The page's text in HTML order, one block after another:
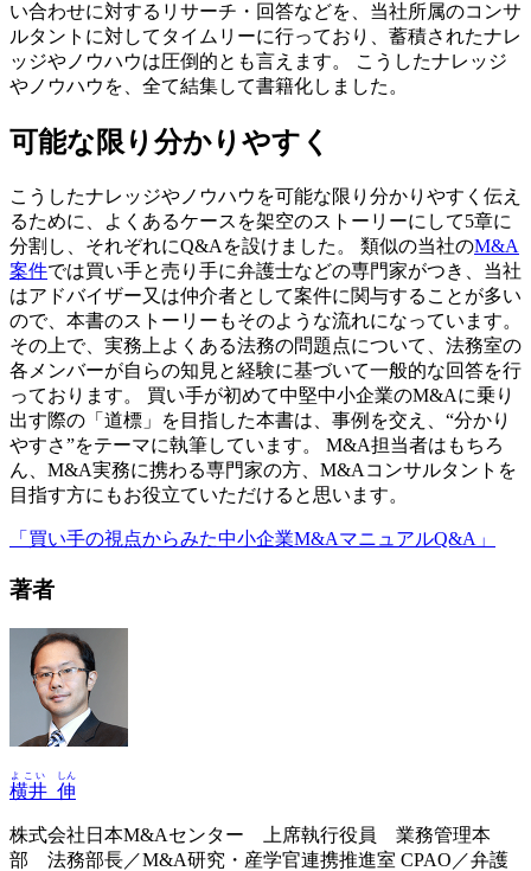
い合わせに対するリサーチ・回答などを、当社所属のコンサ
ルタントに対してタイムリーに行っており、蓄積されたナレ
ッジやノウハウは圧倒的とも言えます。 こうしたナレッジ
やノウハウを、全て結集して書籍化しました。
可能な限り分かりやすく
こうしたナレッジやノウハウを可能な限り分かりやすく伝え
るために、よくあるケースを架空のストーリーにして5章に
分割し、それぞれにQ&Aを設けました。 類似の当社のM&A
案件では買い手と売り手に弁護士などの専門家がつき、当社
はアドバイザー又は仲介者として案件に関与することが多い
ので、本書のストーリーもそのような流れになっています。
その上で、実務上よくある法務の問題点について、法務室の
各メンバーが自らの知見と経験に基づいて一般的な回答を行
っております。 買い手が初めて中堅中小企業のM&Aに乗り
出す際の「道標」を目指した本書は、事例を交え、“分かり
やすさ”をテーマに執筆しています。 M&A担当者はもちろ
ん、M&A実務に携わる専門家の方、M&Aコンサルタントを
目指す方にもお役立ていただけると思います。
「買い手の視点からみた中小企業M&AマニュアルQ&A」
著者
横井
よこい
伸
しん
株式会社日本M&Aセンター 上席執行役員 業務管理本
部 法務部長／M&A研究・産学官連携推進室 CPAO／弁護